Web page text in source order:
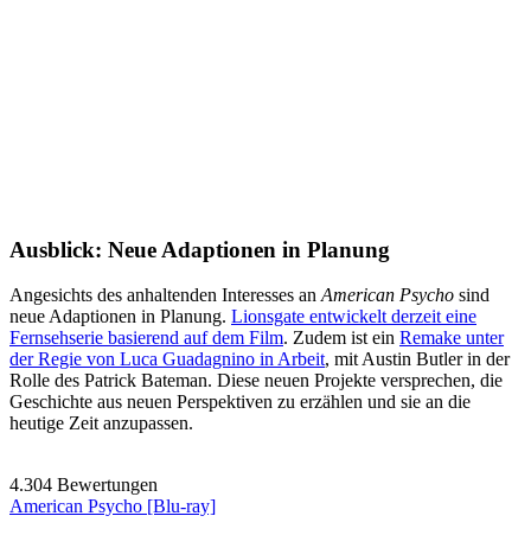
Ausblick: Neue Adaptionen in Planung
Angesichts des anhaltenden Interesses an American Psycho sind
neue Adaptionen in Planung. Lionsgate entwickelt derzeit eine
Fernsehserie basierend auf dem Film. Zudem ist ein Remake unter
der Regie von Luca Guadagnino in Arbeit, mit Austin Butler in der
Rolle des Patrick Bateman. Diese neuen Projekte versprechen, die
Geschichte aus neuen Perspektiven zu erzählen und sie an die
heutige Zeit anzupassen.
4.304 Bewertungen
American Psycho [Blu-ray]